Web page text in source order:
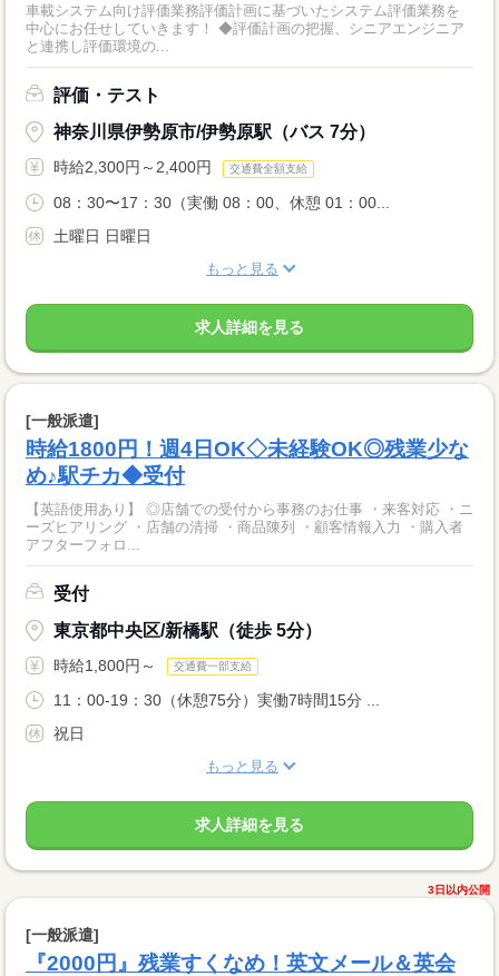
車載システム向け評価業務評価計画に基づいたシステム評価業務を
中心にお任せしていきます！ ◆評価計画の把握、シニアエンジニア
と連携し評価環境の...
評価・テスト
神奈川県伊勢原市/伊勢原駅（バス 7分）
時給2,300円～2,400円 交通費全額支給
08：30〜17：30（実働 08：00、休憩 01：00...
土曜日 日曜日
もっと見る
求人詳細を見る
[一般派遣]
時給1800円！週4日OK◇未経験OK◎残業少な
め♪駅チカ◆受付
【英語使用あり】 ◎店舗での受付から事務のお仕事 ・来客対応 ・ニ
ーズヒアリング ・店舗の清掃 ・商品陳列 ・顧客情報入力 ・購入者
アフターフォロ...
受付
東京都中央区/新橋駅（徒歩 5分）
時給1,800円～ 交通費一部支給
11：00-19：30（休憩75分）実働7時間15分 ...
祝日
もっと見る
求人詳細を見る
3日以内公開
[一般派遣]
『2000円』残業すくなめ！英文メール＆英会